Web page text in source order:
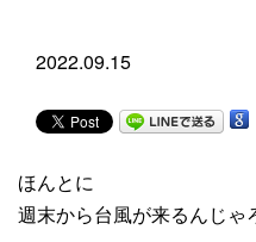
2022.09.15
ほんとに
週末から台風が来るんじゃ